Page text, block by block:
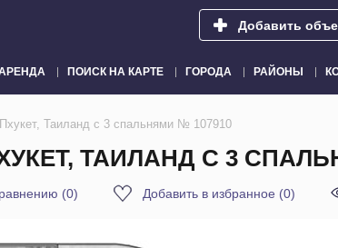
Добавить
ПОИСК НА КАРТЕ ГОРОДА РАЙОНЫ
Таиланд с 3 спальнями № 107910
ТАИЛАНД С 3
(0) Добавить в избранное (0)